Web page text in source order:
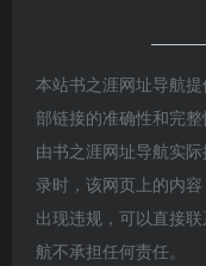
本站书之涯网址导航
部链接的准确性和完
由书之涯网址导航实
录时，该网页上的内
出现违规，可以直接
航不承担任何责任。